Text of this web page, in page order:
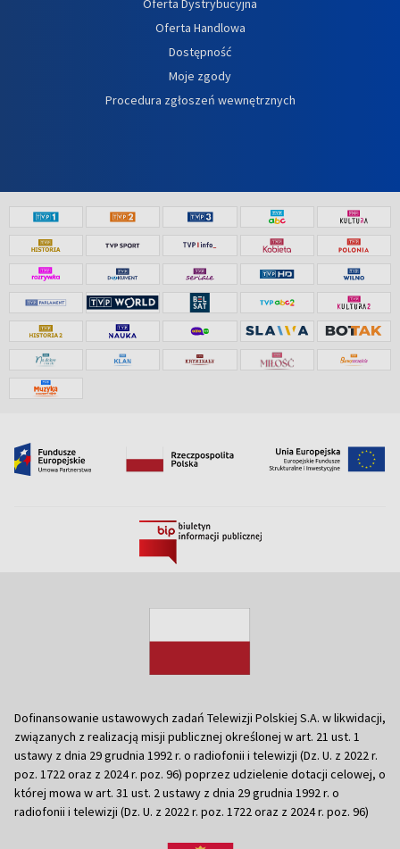
Oferta Dystrybucyjna
Oferta Handlowa
Dostępność
Moje zgody
Procedura zgłoszeń wewnętrznych
Dofinansowanie ustawowych zadań Telewizji Polskiej S.A. w likwidacji,
związanych z realizacją misji publicznej określonej w art. 21 ust. 1
ustawy z dnia 29 grudnia 1992 r. o radiofonii i telewizji (Dz. U. z 2022 r.
poz. 1722 oraz z 2024 r. poz. 96) poprzez udzielenie dotacji celowej, o
której mowa w art. 31 ust. 2 ustawy z dnia 29 grudnia 1992 r. o
radiofonii i telewizji (Dz. U. z 2022 r. poz. 1722 oraz z 2024 r. poz. 96)